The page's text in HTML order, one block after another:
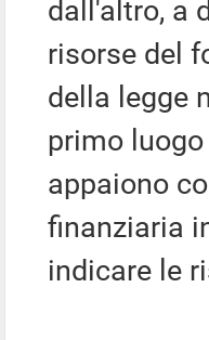
dall'altro, a
risorse del
della legge
primo
appaiono
finanziaria
indicare le